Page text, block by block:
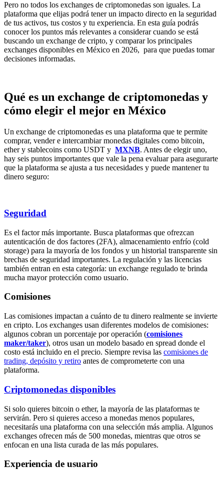
Pero no todos los exchanges de criptomonedas son iguales. La
plataforma que elijas podrá tener un impacto directo en la seguridad
de tus activos, tus costos y tu experiencia. En esta guía podrás
conocer los puntos más relevantes a considerar cuando se está
buscando un exchange de cripto, y comparar los principales
exchanges disponibles en México en 2026, para que puedas tomar
decisiones informadas.
Qué es un exchange de criptomonedas y
cómo elegir el mejor en México
Un exchange de criptomonedas es una plataforma que te permite
comprar, vender e intercambiar monedas digitales como bitcoin,
ether y stablecoins como USDT y MXNB. Antes de elegir uno,
hay seis puntos importantes que vale la pena evaluar para asegurarte
que la plataforma se ajusta a tus necesidades y puede mantener tu
dinero seguro:
Seguridad
Es el factor más importante. Busca plataformas que ofrezcan
autenticación de dos factores (2FA), almacenamiento enfrío (cold
storage) para la mayoría de los fondos y un historial transparente sin
brechas de seguridad importantes. La regulación y las licencias
también entran en esta categoría: un exchange regulado te brinda
mucha mayor protección como usuario.
Comisiones
Las comisiones impactan a cuánto de tu dinero realmente se invierte
en cripto. Los exchanges usan diferentes modelos de comisiones:
algunos cobran un porcentaje por operación (comisiones
maker/taker), otros usan un modelo basado en spread donde el
costo está incluido en el precio. Siempre revisa las comisiones de
trading, depósito y retiro antes de comprometerte con una
plataforma.
Criptomonedas disponibles
Si solo quieres bitcoin o ether, la mayoría de las plataformas te
servirán. Pero si quieres acceso a monedas menos populares,
necesitarás una plataforma con una selección más amplia. Algunos
exchanges ofrecen más de 500 monedas, mientras que otros se
enfocan en una lista curada de las más populares.
Experiencia de usuario